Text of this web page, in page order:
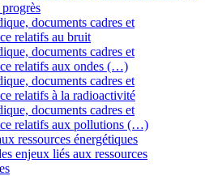
documents cadres et
relatifs au bruit
documents cadres et
relatifs aux ondes (…)
documents cadres et
relatifs à la radioactivité
documents cadres et
relatifs aux pollutions (…)
ressources énergétiques
enjeux liés aux ressources